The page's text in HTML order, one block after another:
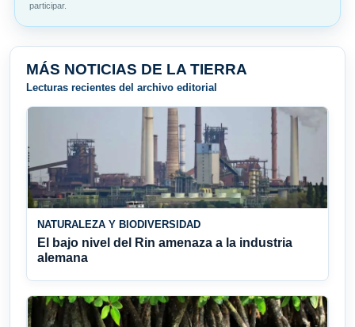
participar.
MÁS NOTICIAS DE LA TIERRA
Lecturas recientes del archivo editorial
NATURALEZA Y BIODIVERSIDAD
El bajo nivel del Rin amenaza a la industria
alemana